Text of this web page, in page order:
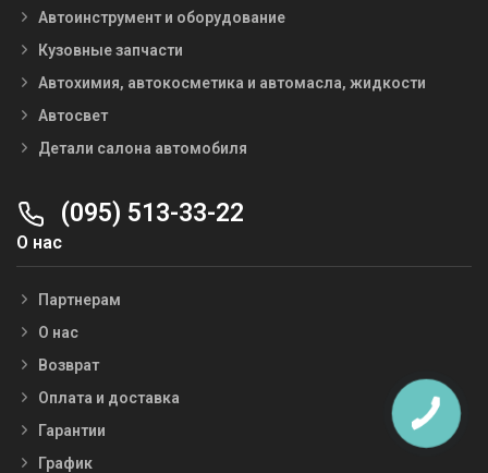
Автоинструмент и оборудование
Кузовные запчасти
Автохимия, автокосметика и автомасла, жидкости
Автосвет
Детали салона автомобиля
(095) 513-33-22
О нас
Партнерам
О нас
Возврат
Оплата и доставка
Гарантии
График